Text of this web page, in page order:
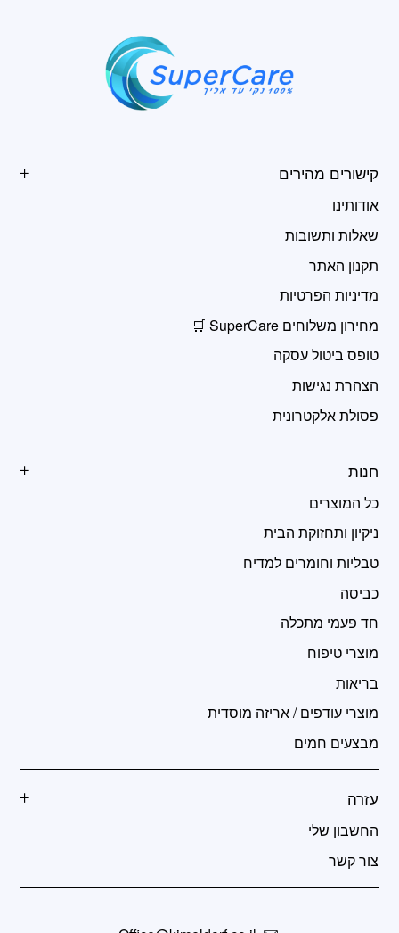
קישורים מהירים
אודותינו
שאלות ותשובות
תקנון האתר
מדיניות הפרטיות
מחירון משלוחים SuperCare 🛒
טופס ביטול עסקה
הצהרת נגישות
פסולת אלקטרונית
חנות
כל המוצרים
ניקיון ותחזוקת הבית
טבליות וחומרים למדיח
כביסה
חד פעמי מתכלה
מוצרי טיפוח
בריאות
מוצרי עודפים / אריזה מוסדית
מבצעים חמים
עזרה
החשבון שלי
צור קשר